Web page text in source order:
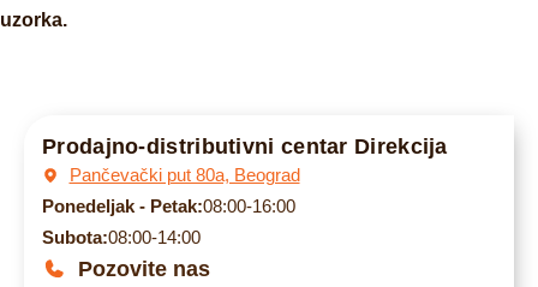
uzorka.
Prodajno-distributivni centar Direkcija
Pančevački put 80a, Beograd
Ponedeljak - Petak:08:00-16:00
Subota:08:00-14:00
Pozovite nas